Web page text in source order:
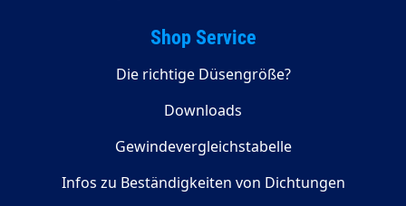
Shop Service
Die richtige Düsengröße?
Downloads
Gewindevergleichstabelle
Infos zu Beständigkeiten von Dichtungen